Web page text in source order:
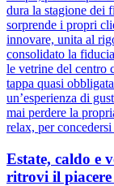
dura la stagione dei
sorprende i propri
innovare, unita al
consolidato la
le vetrine del centro
tappa quasi
un’esperienza di
mai perdere la
relax, per concedersi
Estate, caldo e
ritrovi il